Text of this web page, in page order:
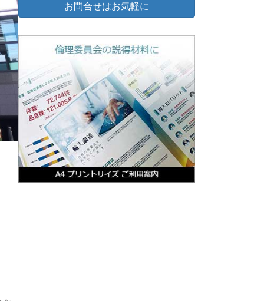
お問合せはお気軽に